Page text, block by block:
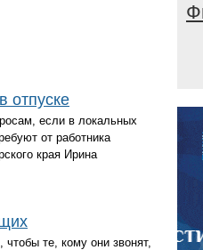
отпуске
если в локальных
от работника
края Ирина
те, кому они звонят,